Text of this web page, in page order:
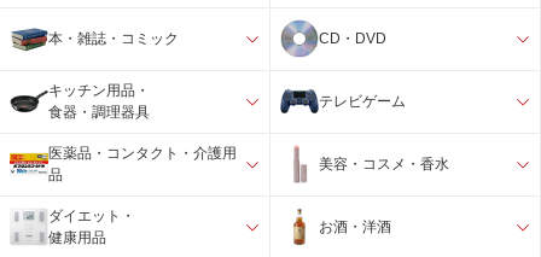
本・雑誌・コミック CD・DVD
キッチン用品・
食器・調理器具
テレビゲーム
医薬品・コンタクト・介護用
品
美容・コスメ・香水
ダイエット・
健康用品
お酒・洋酒